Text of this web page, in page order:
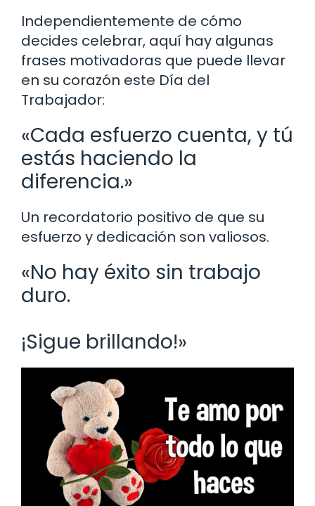
Independientemente de cómo
decides celebrar, aquí hay algunas
frases motivadoras que puede llevar
en su corazón este Día del
Trabajador:
«Cada esfuerzo cuenta, y tú
estás haciendo la
diferencia.»
Un recordatorio positivo de que su
esfuerzo y dedicación son valiosos.
«No hay éxito sin trabajo
duro.
¡Sigue brillando!»